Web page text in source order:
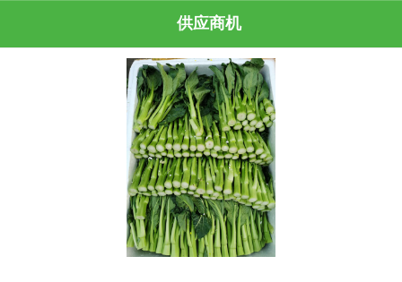
供应商机